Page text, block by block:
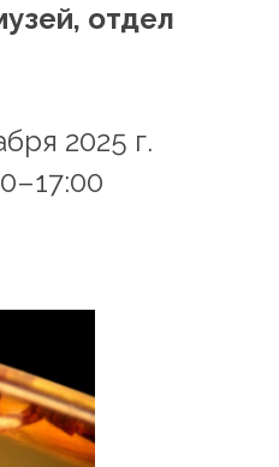
отдел
2025 г.